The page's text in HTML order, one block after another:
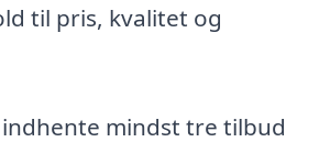
til pris, kvalitet og
mindst tre tilbud